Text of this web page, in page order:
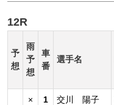
12R
予
想
雨
予
想
車
番
選手名
× 1 交川 陽子